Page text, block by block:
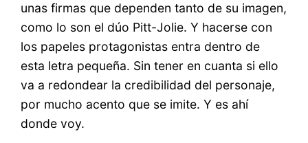
unas firmas que dependen tanto de su imagen,
como lo son el dúo Pitt-Jolie. Y hacerse con
los papeles protagonistas entra dentro de
esta letra pequeña. Sin tener en cuanta si ello
va a redondear la credibilidad del personaje,
por mucho acento que se imite. Y es ahí
donde voy.